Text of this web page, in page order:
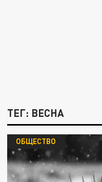
ТЕГ: ВЕСНА
ОБЩЕСТВО